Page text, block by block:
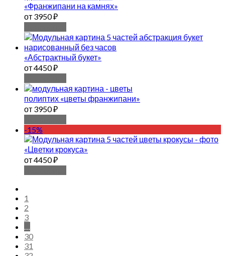
«Франжипани на камнях»
от 3950 ₽
«Абстрактный букет»
от 4450 ₽
полиптих «цветы франжипани»
от 3950 ₽
-15%
«Цветки крокуса»
от 4450 ₽
1
2
3
…
30
31